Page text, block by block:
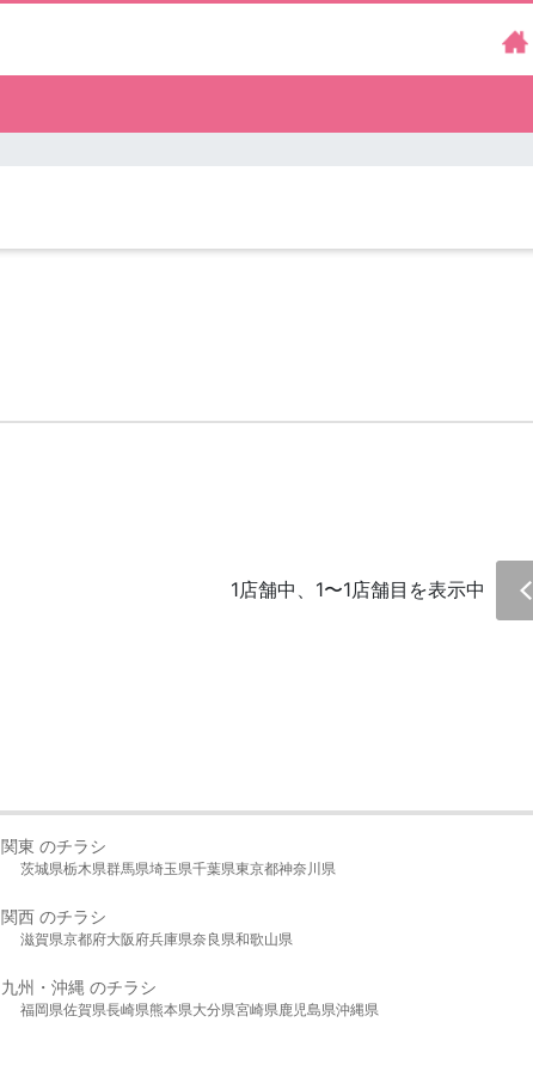
1店舗中、1〜1店舗目を表示中
関東 のチラシ
茨城県栃木県群馬県埼玉県千葉県東京都神奈川県
関西 のチラシ
滋賀県京都府大阪府兵庫県奈良県和歌山県
九州・沖縄 のチラシ
福岡県佐賀県長崎県熊本県大分県宮崎県 鹿児島県沖縄県